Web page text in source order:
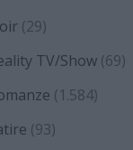
(29)
TV/Show (69)
(1.584)
(93)